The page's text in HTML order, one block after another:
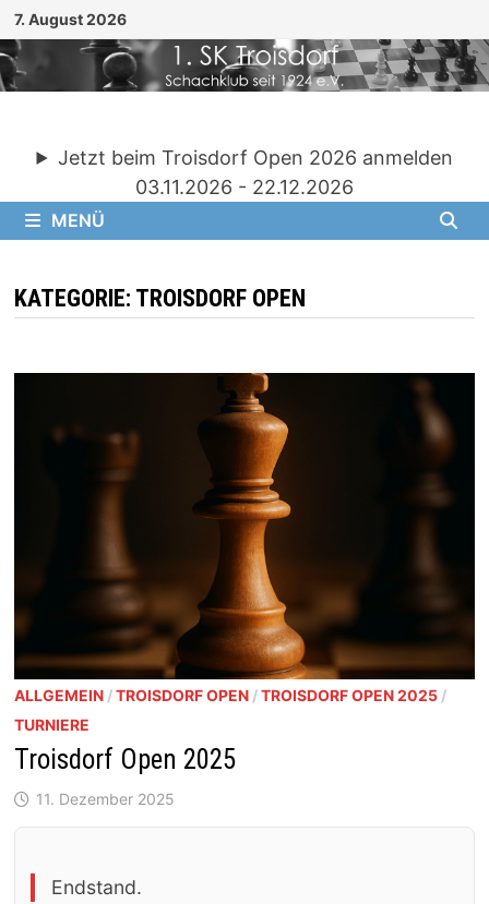
Zum
Inhalt
springen
7. August 2026
Jetzt beim Troisdorf Open 2026 anmelden
03.11.2026 - 22.12.2026
MENÜ
KATEGORIE: TROISDORF OPEN
ALLGEMEIN/TROISDORF OPEN/TROISDORF OPEN 2025/
TURNIERE
Troisdorf Open 2025
11. Dezember 2025
Endstand.